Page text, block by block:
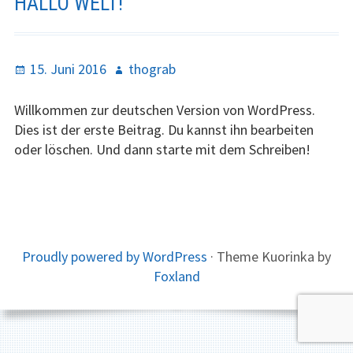
Aussenansichten
Projekte
Kontakt
Anfahrtsplan
Posted
15. Juni 2016 Author
thograb
Willkommen zur deutschen Version von WordPress.
Dies ist der erste Beitrag. Du kannst ihn bearbeiten
oder löschen. Und dann starte mit dem Schreiben!
FOOTER
Proudly powered by WordPress · Theme Kuorinka by
Foxland